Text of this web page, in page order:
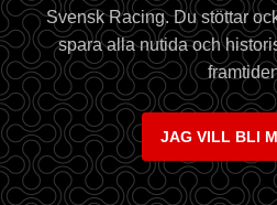
Svensk Racing. Du stöttar
spara alla nutida och
JAG VILL BLI